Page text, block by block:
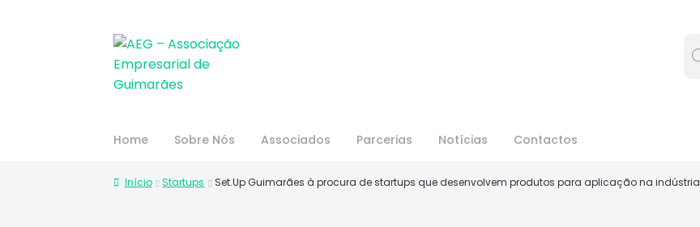
Home Sobre Nós Associados Parcerias Notícias Contactos
Início Startups Set.Up Guimarães à procura de startups que desenvolvem produtos para aplicação na indústria